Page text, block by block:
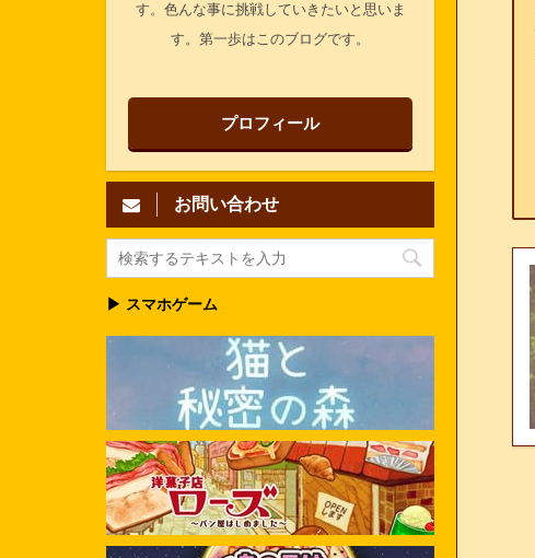
す。色んな事に挑戦していきたいと思いま
す。第一歩はこのブログです。
プロフィール
お問い合わせ
▶ スマホゲーム